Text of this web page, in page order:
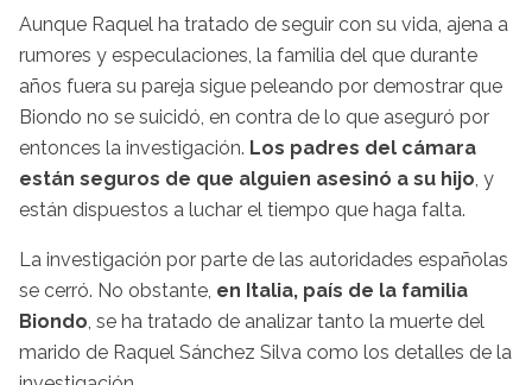
Aunque Raquel ha tratado de seguir con su vida, ajena a
rumores y especulaciones, la familia del que durante
años fuera su pareja sigue peleando por demostrar que
Biondo no se suicidó, en contra de lo que aseguró por
entonces la investigación. Los padres del cámara
están seguros de que alguien asesinó a su hijo, y
están dispuestos a luchar el tiempo que haga falta.
La investigación por parte de las autoridades españolas
se cerró. No obstante, en Italia, país de la familia
Biondo, se ha tratado de analizar tanto la muerte del
marido de Raquel Sánchez Silva como los detalles de la